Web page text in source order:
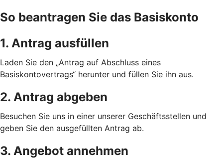
So beantragen Sie das Basiskonto
1. Antrag ausfüllen
Laden Sie den „Antrag auf Abschluss eines
Basiskontovertrags“ herunter und füllen Sie ihn aus.
2. Antrag abgeben
Besuchen Sie uns in einer unserer Geschäftsstellen und
geben Sie den ausgefüllten Antrag ab.
3. Angebot annehmen